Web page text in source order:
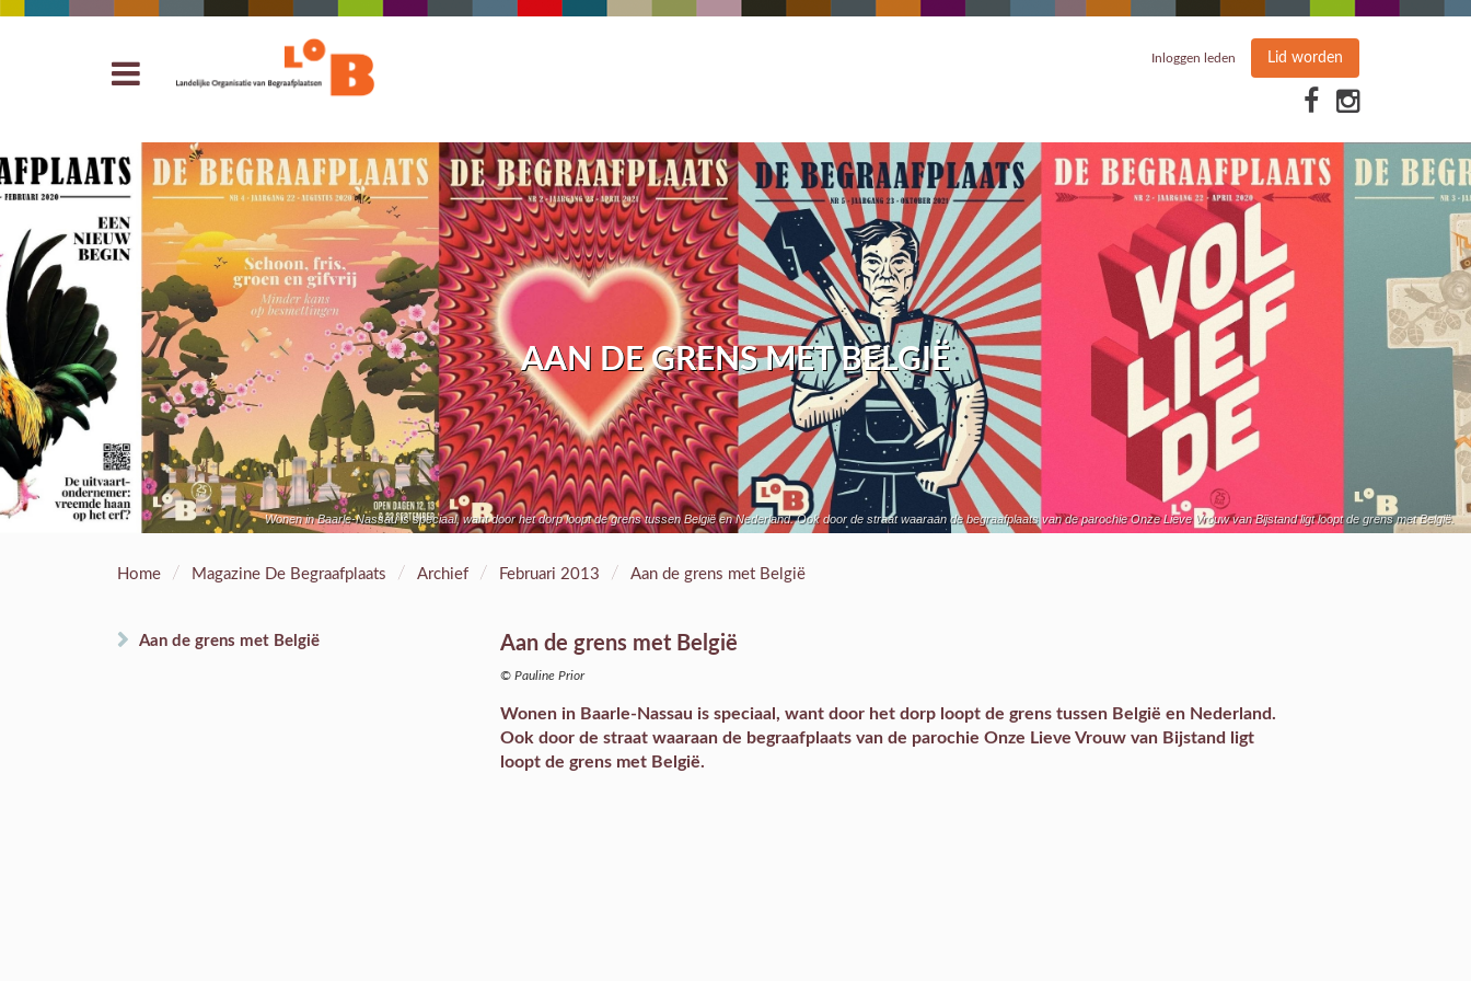
Inloggen leden Lid worden
AAN DE GRENS MET BELGIË
Wonen in Baarle-Nassau is speciaal, want door het dorp loopt de grens tussen België en Nederland. Ook door de straat waaraan de begraafplaats van de parochie Onze Lieve Vrouw van Bijstand ligt loopt de grens met België.
Home / Magazine De Begraafplaats / Archief / Februari 2013 / Aan de grens met België
Aan de grens met België Aan de grens met België
© Pauline Prior
Wonen in Baarle-Nassau is speciaal, want door het dorp loopt de grens tussen België en Nederland.
Ook door de straat waaraan de begraafplaats van de parochie Onze Lieve Vrouw van Bijstand ligt
loopt de grens met België.